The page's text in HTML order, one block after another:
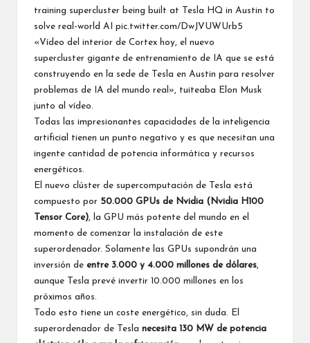
training supercluster being built at Tesla HQ in Austin to
solve real-world AI pic.twitter.com/DwJVUWUrb5
«Vídeo del interior de Cortex hoy, el nuevo
supercluster gigante de entrenamiento de IA que se está
construyendo en la sede de Tesla en Austin para resolver
problemas de IA del mundo real», tuiteaba Elon Musk
junto al vídeo.
Todas las impresionantes capacidades de la inteligencia
artificial tienen un punto negativo y es que necesitan una
ingente cantidad de potencia informática y recursos
energéticos.
El nuevo clúster de supercomputación de Tesla está
compuesto por 50.000 GPUs de Nvidia (Nvidia H100
Tensor Core) , la GPU más potente del mundo en el
momento de comenzar la instalación de este
superordenador. Solamente las GPUs supondrán una
inversión de entre 3.000 y 4.000 millones de dólares
aunque Tesla prevé invertir 10.000 millones en los
próximos años.
Todo esto tiene un coste energético, sin duda. El
superordenador de Tesla necesita 130 MW de potencia